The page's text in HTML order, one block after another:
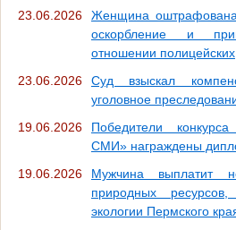
23.06.2026
Женщина
оскорбление и
отношении полицейских
23.06.2026
Суд взыскал
уголовное
19.06.2026
Победители
СМИ» награждены
19.06.2026
Мужчина выплатит
природных
экологии Пермского